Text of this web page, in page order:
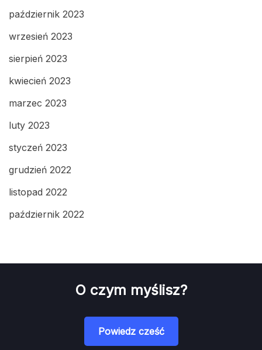
październik 2023
wrzesień 2023
sierpień 2023
kwiecień 2023
marzec 2023
luty 2023
styczeń 2023
grudzień 2022
listopad 2022
październik 2022
O czym myślisz?
Powiedz cześć